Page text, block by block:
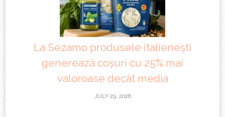
La Sezamo produsele italienești
generează coșuri cu 25% mai
valoroase decât media
JULY 29, 2026